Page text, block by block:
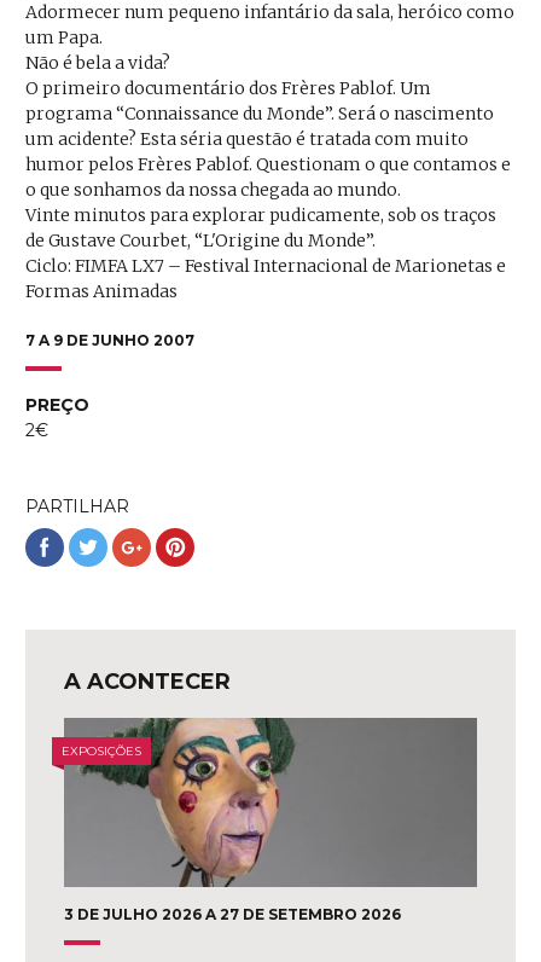
Adormecer num pequeno infantário da sala, heróico como
um Papa.
Não é bela a vida?
O primeiro documentário dos Frères Pablof. Um
programa “Connaissance du Monde”. Será o nascimento
um acidente? Esta séria questão é tratada com muito
humor pelos Frères Pablof. Questionam o que contamos e
o que sonhamos da nossa chegada ao mundo.
Vinte minutos para explorar pudicamente, sob os traços
de Gustave Courbet, “L'Origine du Monde”.
Ciclo: FIMFA LX7 – Festival Internacional de Marionetas e
Formas Animadas
7 A 9 DE JUNHO 2007
PREÇO
2€
PARTILHAR
Partilhar
no
Partilhar
no
Partilhar
no
Partilhar
no
A ACONTECER
EXPOSIÇÕES
3 DE JULHO 2026 A 27 DE SETEMBRO 2026